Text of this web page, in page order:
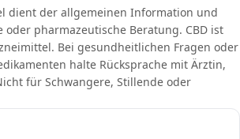
dient der allgemeinen Information und
oder pharmazeutische Beratung. CBD ist
Bei gesundheitlichen Fragen oder
halte Rücksprache mit Ärztin,
für Schwangere, Stillende oder